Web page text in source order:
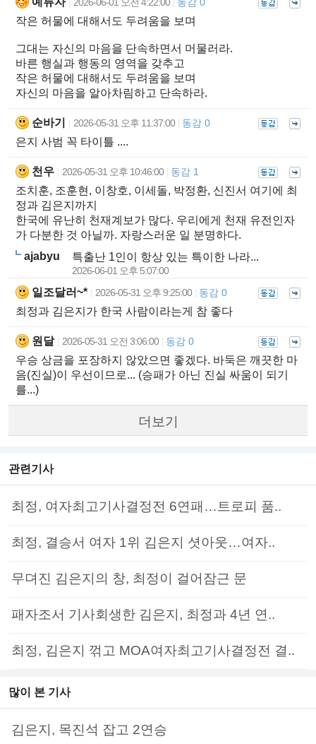
작은 허물에 대해서도 두려움을 보며
그대는 자신의 마음을 단속하면서 머물러라.
바른 행실과 행동의 영역을 갖추고
작은 허물에 대해서도 두려움을 보며
자신의 마음을 알아차림하고 단속하라.
순바기 2026-05-31 오후 11:37:00 동감 0
은지 사범 꼭 타이틀 ....
천우 2026-05-31 오후 10:46:00 동감 1
조치훈, 조훈현, 이창호, 이세돌, 박정환, 신진서 여기에 최
정과 김은지까지
한국에 유난히 천재계보가 많다. 우리에게 천재 유전인자
가 다분한 것 아닐까. 자랑스러운 일 분명하다.
ajabyu
특출난 1인이 항상 있는 특이한 나라...
2026-06-01 오후 5:07:00
일조달러~* 2026-05-31 오후 9:25:00 동감 0
최정과 김은지가 한국 사람이라는게 참 좋다
원달 2026-05-31 오전 3:06:00 동감 0
우승 상금을 포장하지 않았으면 좋겠다. 바둑은 깨끗한 마
음(진실)이 우선이므로... (승패가 아닌 진실 싸움이 되기
를...)
더보기
관련기사
최정, 여자최고기사결정전 6연패…트로피 품..
최정, 결승서 여자 1위 김은지 셧아웃…여자..
무뎌진 김은지의 창, 최정이 걸어잠근 문
패자조서 기사회생한 김은지, 최정과 4년 연..
최정, 김은지 꺾고 MOA여자최고기사결정전 결..
많이 본 기사
김은지, 목진석 잡고 2연승